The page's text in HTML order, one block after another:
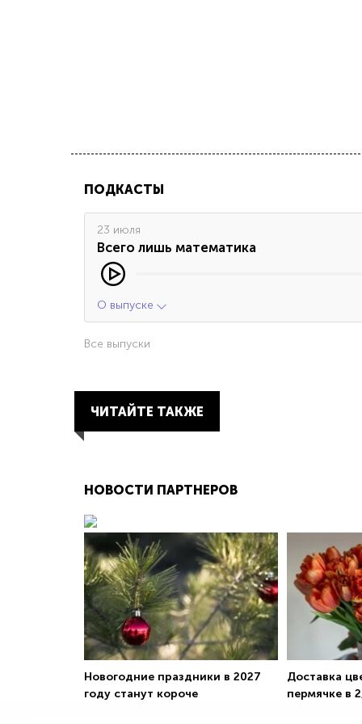
ПОДКАСТЫ
23 июля
Всего лишь математика
О выпуске
Все выпуски
ЧИТАЙТЕ ТАКЖЕ
НОВОСТИ ПАРТНЕРОВ
Новогодние праздники в 2027
году станут короче
Доставка
пермячке в